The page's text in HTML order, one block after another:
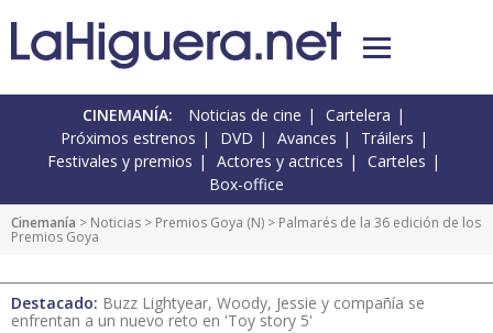
CINEMANÍA: Noticias de cine
Cartelera
Próximos estrenos
DVD Avances
Tráilers
Festivales y premios
Actores y actrices
Carteles
Box-office
Cinemanía > Noticias > Premios Goya (N) > Palmarés de la 36 edición de los
Premios Goya
Destacado: Buzz Lightyear, Woody, Jessie y compañía se
enfrentan a un nuevo reto en 'Toy story 5'